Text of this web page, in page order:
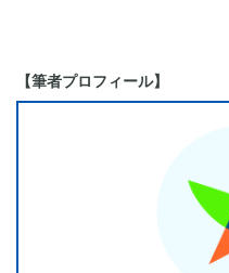
【筆者プロフィール】